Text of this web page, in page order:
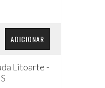
ADICIONAR
Litoarte -